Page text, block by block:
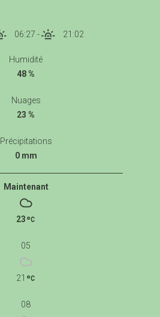
06:27 - 21:02
Humidité
48 %
Nuages
23 %
Précipitations
0 mm
Maintenant
23
05
21
08